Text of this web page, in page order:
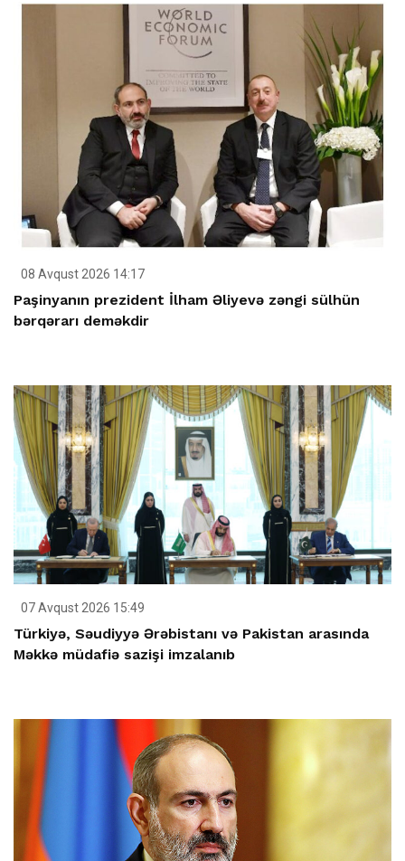
08 Avqust 2026 14:17
Paşinyanın prezident İlham Əliyevə zəngi sülhün
bərqərarı deməkdir
07 Avqust 2026 15:49
Türkiyə, Səudiyyə Ərəbistanı və Pakistan arasında
Məkkə müdafiə sazişi imzalanıb